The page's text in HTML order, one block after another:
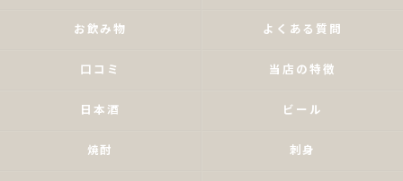
お飲み物 よくある質問
口コミ 当店の特徴
日本酒 ビール
焼酎 刺身